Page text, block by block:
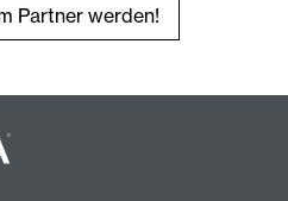
Partner werden!